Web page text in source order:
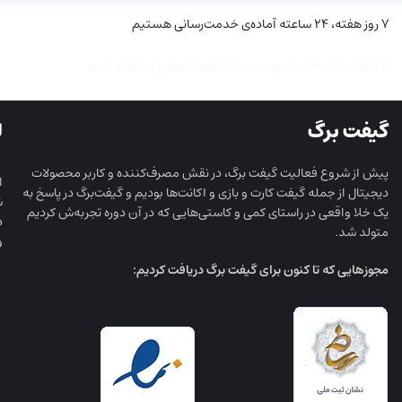
۷ روز هفته، ۲۴ ساعته آماده‌ی خدمت‌رسانی هستیم
گیفت برگ
پیش از شروع فعالیت گیفت برگ، در نقش مصرف‌کننده و کاربر محصولات
دیجیتال از جمله گیفت کارت و بازی و اکانت‌ها بودیم و گیفت‌برگ در پاسخ به
یک خلا واقعی در راستای کمی و کاستی‌هایی که در آن دوره تجربه‌ش کردیم
متولد شد.
مجوز‌هایی که تا کنون برای گیفت برگ دریافت کردیم: